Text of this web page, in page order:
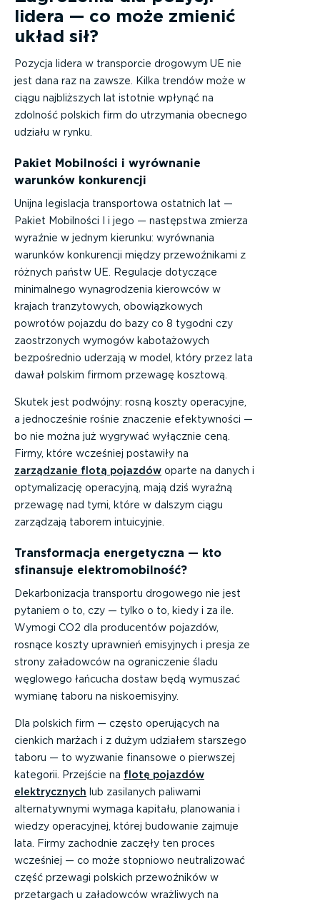
lidera — co może zmienić
układ sił?
Pozycja lidera w transporcie drogowym UE nie
jest dana raz na zawsze. Kilka trendów może w
ciągu najbliższych lat istotnie wpłynąć na
zdolność polskich firm do utrzymania obecnego
udziału w rynku.
Pakiet Mobilności i wyrównanie
warunków konkurencji
Unijna legislacja transportowa ostatnich lat —
Pakiet Mobilności I i jego — następstwa zmierza
wyraźnie w jednym kierunku: wyrównania
warunków konkurencji między przewoźnikami z
różnych państw UE. Regulacje dotyczące
minimalnego wynagrodzenia kierowców w
krajach tranzytowych, obowiązkowych
powrotów pojazdu do bazy co 8 tygodni czy
zaostrzonych wymogów kabotażowych
bezpośrednio uderzają w model, który przez lata
dawał polskim firmom przewagę kosztową.
Skutek jest podwójny: rosną koszty operacyjne,
a jednocześnie rośnie znaczenie efektywności —
bo nie można już wygrywać wyłącznie ceną.
Firmy, które wcześniej postawiły na
zarządzanie flotą pojazdów oparte na danych i
optymalizację operacyjną, mają dziś wyraźną
przewagę nad tymi, które w dalszym ciągu
zarządzają taborem intuicyjnie.
Transformacja energetyczna — kto
sfinansuje elektromobilność?
Dekarbonizacja transportu drogowego nie jest
pytaniem o to, czy — tylko o to, kiedy i za ile.
Wymogi CO2 dla producentów pojazdów,
rosnące koszty uprawnień emisyjnych i presja ze
strony załadowców na ograniczenie śladu
węglowego łańcucha dostaw będą wymuszać
wymianę taboru na niskoemisyjny.
Dla polskich firm — często operujących na
cienkich marżach i z dużym udziałem starszego
taboru — to wyzwanie finansowe o pierwszej
kategorii. Przejście na flotę pojazdów
elektrycznych lub zasilanych paliwami
alternatywnymi wymaga kapitału, planowania i
wiedzy operacyjnej, której budowanie zajmuje
lata. Firmy zachodnie zaczęły ten proces
wcześniej — co może stopniowo neutralizować
część przewagi polskich przewoźników w
przetargach u załadowców wrażliwych na